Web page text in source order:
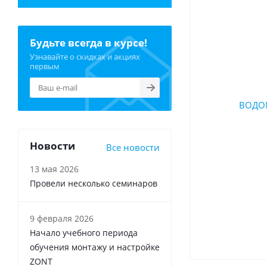
Будьте всегда в курсе!
Узнавайте о скидках и акциях
первым
Новости Все новости
13 мая 2026
Провели несколько семинаров
9 февраля 2026
Начало учебного периода
обучения монтажу и настройке
ZONT